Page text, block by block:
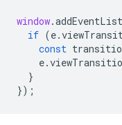
window.
if (e.
const
e.
}
});